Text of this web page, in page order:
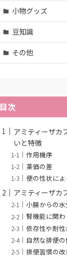
小物グッズ
豆知識
その他
目次
アミティーザカ
いと特徴
作用機序
薬価の差
便の性状に
アミティーザカ
小腸からの
腎機能に関
依存性や耐
自然な排便の
排便習慣の